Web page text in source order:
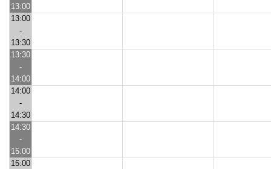
13:00
13:00
-
13:30
13:30
-
14:00
14:00
-
14:30
14:30
-
15:00
15:00